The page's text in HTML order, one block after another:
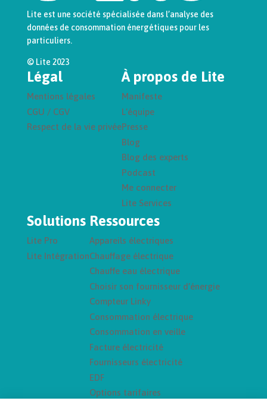
Lite est une société spécialisée dans l’analyse des
données de consommation énergétiques pour les
particuliers.
© Lite 2023
Légal
Mentions légales
CGU / CGV
Respect de la vie privée
À propos de Lite
Manifeste
L’équipe
Presse
Blog
Blog des experts
Podcast
Me connecter
Lite Services
Solutions
Lite Pro
Lite Intégration
Ressources
Appareils électriques
Chauffage électrique
Chauffe eau électrique
Choisir son fournisseur d’énergie
Compteur Linky
Consommation électrique
Consommation en veille
Facture électricité
Fournisseurs électricité
EDF
Options tarifaires